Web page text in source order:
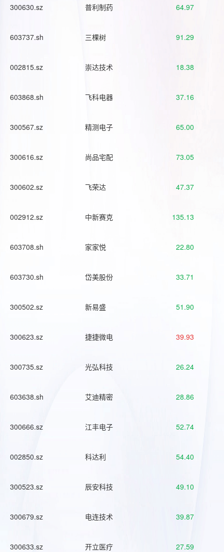
300630.sz 普利制药 64.97
603737.sh 三棵树 91.29
002815.sz 崇达技术 18.38
603868.sh 飞科电器 37.16
300567.sz 精测电子 65.00
300616.sz 尚品宅配 73.05
300602.sz 飞荣达 47.37
002912.sz 中新赛克 135.13
603708.sh 家家悦 22.80
603730.sh 岱美股份 33.71
300502.sz 新易盛 51.90
300623.sz 捷捷微电 39.93
300735.sz 光弘科技 26.24
603638.sh 艾迪精密 28.86
300666.sz 江丰电子 52.74
002850.sz 科达利 54.40
300523.sz 辰安科技 49.10
300679.sz 电连技术 39.87
300633.sz 开立医疗 27.59